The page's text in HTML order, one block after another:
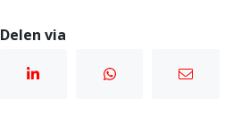
Delen via